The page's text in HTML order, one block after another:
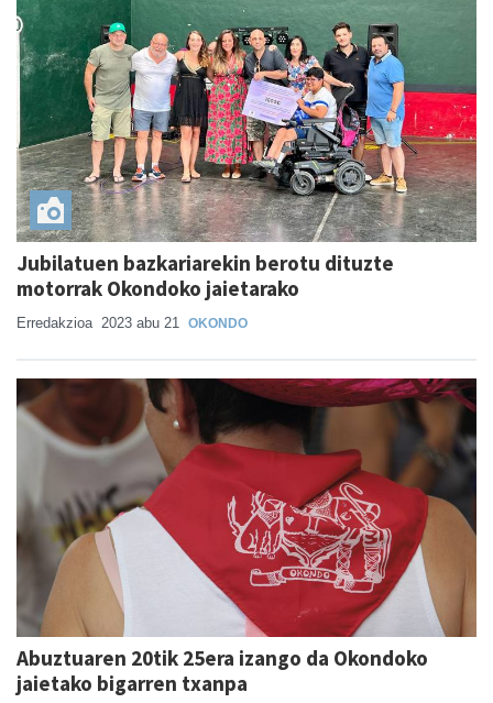
Jubilatuen bazkariarekin berotu dituzte
motorrak Okondoko jaietarako
Erredakzioa 2023 abu 21 OKONDO
Abuztuaren 20tik 25era izango da Okondoko
jaietako bigarren txanpa